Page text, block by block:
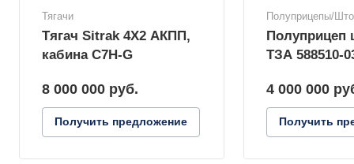
Тягачи
Тягач Sitrak 4X2 АКПП,
кабина C7H-G
8 000 000 руб.
Получить предложение
Полуприцепы/
Полуприцеп
ТЗА 588510-
4 000 000
Получить